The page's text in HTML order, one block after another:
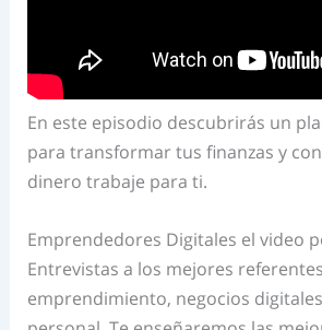
En este episodio descubrirás un
para transformar tus finanzas y
dinero trabaje para ti.
Emprendedores Digitales el video
Entrevistas a los mejores
emprendimiento, negocios